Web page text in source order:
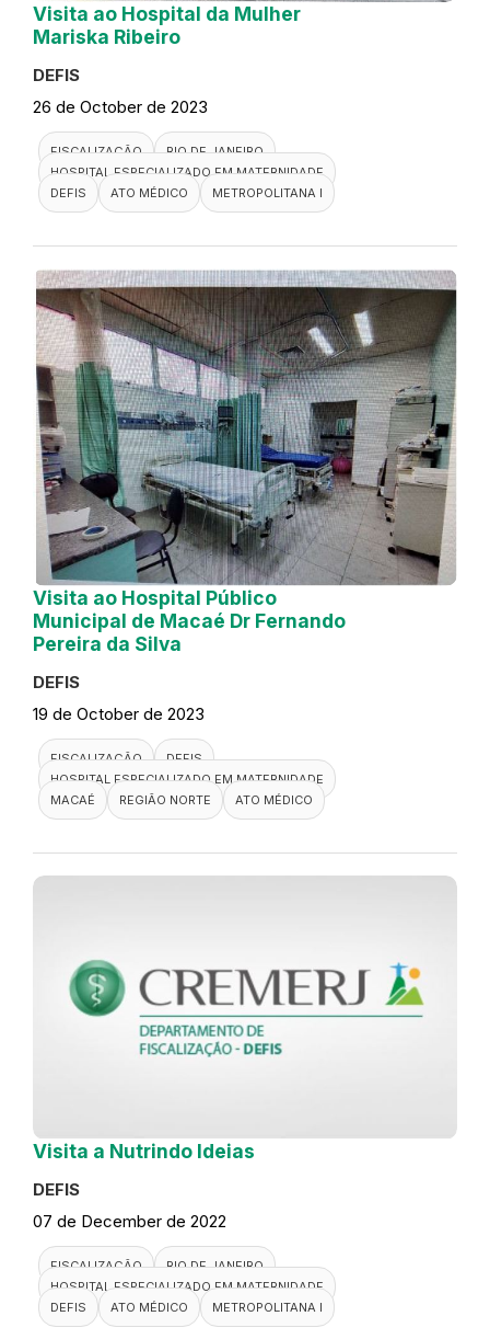
Visita ao Hospital da Mulher
Mariska Ribeiro
DEFIS
26 de October de 2023
FISCALIZAÇÃO
RIO DE JANEIRO
HOSPITAL ESPECIALIZADO EM MATERNIDADE
DEFIS
ATO MÉDICO METROPOLITANA I
Visita ao Hospital Público
Municipal de Macaé Dr Fernando
Pereira da Silva
DEFIS
19 de October de 2023
FISCALIZAÇÃO
DEFIS
HOSPITAL ESPECIALIZADO EM MATERNIDADE
MACAÉ
REGIÃO NORTE ATO MÉDICO
Visita a Nutrindo Ideias
DEFIS
07 de December de 2022
FISCALIZAÇÃO
RIO DE JANEIRO
HOSPITAL ESPECIALIZADO EM MATERNIDADE
DEFIS
ATO MÉDICO METROPOLITANA I